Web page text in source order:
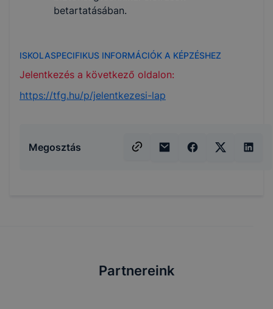
betartatásában.
ISKOLASPECIFIKUS INFORMÁCIÓK A KÉPZÉSHEZ
Jelentkezés a következő oldalon:
https://tfg.hu/p/jelentkezesi-lap
Megosztás
Partnereink